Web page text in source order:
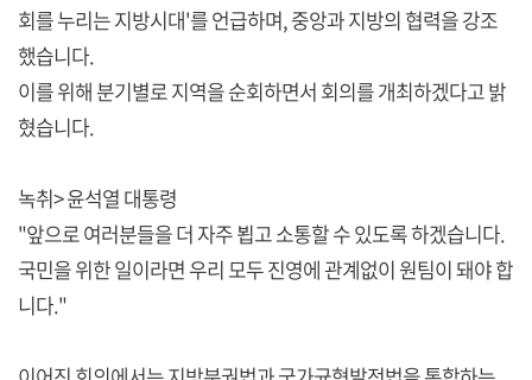
회를 누리는 지방시대'를 언급하며, 중앙과 지방의 협력을 강조
했습니다.
이를 위해 분기별로 지역을 순회하면서 회의를 개최하겠다고 밝
혔습니다.
녹취> 윤석열 대통령
"앞으로 여러분들을 더 자주 뵙고 소통할 수 있도록 하겠습니다.
국민을 위한 일이라면 우리 모두 진영에 관계없이 원팀이 돼야 합
니다."